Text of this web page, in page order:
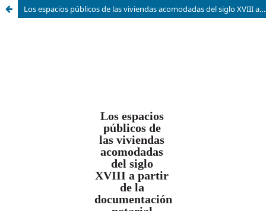
Los espacios públicos de las viviendas acomodadas del siglo XVIII a partir de la documentación notarial de Murcia y Madrid